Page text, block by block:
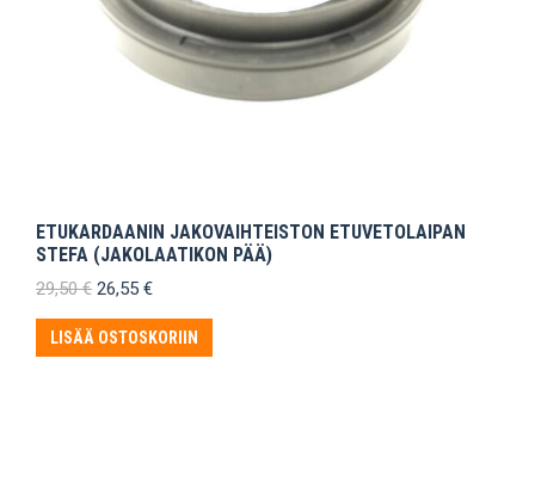
ETUKARDAANIN JAKOVAIHTEISTON ETUVETOLAIPAN
STEFA (JAKOLAATIKON PÄÄ)
29,50€ Alkuperäinen
oli:
29,50 €.
26,55 €Nykyinen
on:
26,55 €.
LISÄÄ OSTOSKORIIN